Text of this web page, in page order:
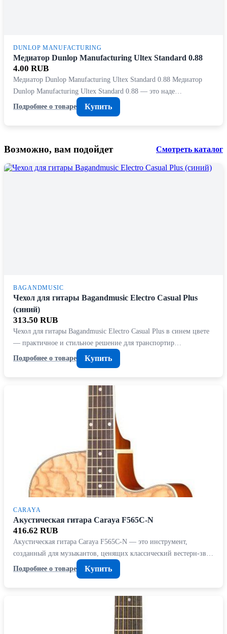
DUNLOP MANUFACTURING
Медиатор Dunlop Manufacturing Ultex Standard 0.88
4.00 RUB
Медиатор Dunlop Manufacturing Ultex Standard 0.88 Медиатор
Dunlop Manufacturing Ultex Standard 0.88 — это наде…
Подробнее о товаре
Купить
Возможно, вам подойдет Смотреть каталог
BAGANDMUSIC
Чехол для гитары Bagandmusic Electro Casual Plus
(синий)
313.50 RUB
Чехол для гитары Bagandmusic Electro Casual Plus в синем цвете
— практичное и стильное решение для транспортир…
Подробнее о товаре
Купить
CARAYA
Акустическая гитара Caraya F565C-N
416.62 RUB
Акустическая гитара Caraya F565C-N — это инструмент,
созданный для музыкантов, ценящих классический вестерн-зв…
Подробнее о товаре
Купить